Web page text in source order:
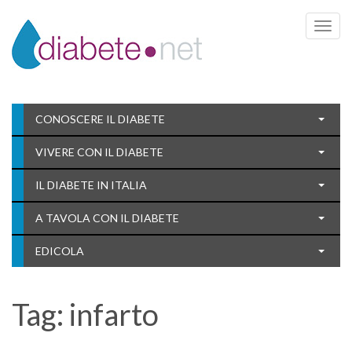
Toggle
CONOSCERE IL DIABETE
VIVERE CON IL DIABETE
IL DIABETE IN ITALIA
A TAVOLA CON IL DIABETE
EDICOLA
Tag: infarto